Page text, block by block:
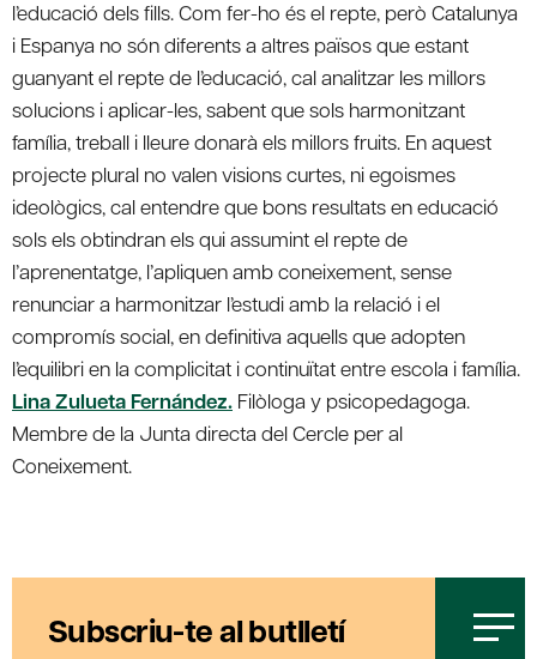
Lina Zulueta Fernández. Filòloga y psicopedagoga.
Membre de la Junta directa del Cercle per al
Coneixement.
Subscriu-te al butlletí